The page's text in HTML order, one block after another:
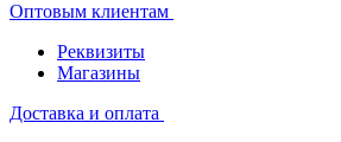
Оптовым клиентам
Реквизиты
Магазины
Доставка и оплата